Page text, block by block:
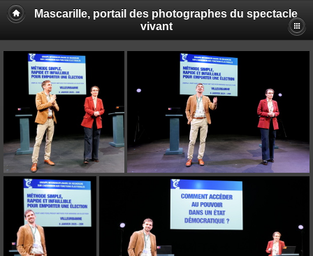
Mascarille, portail des photographes du spectacle
vivant